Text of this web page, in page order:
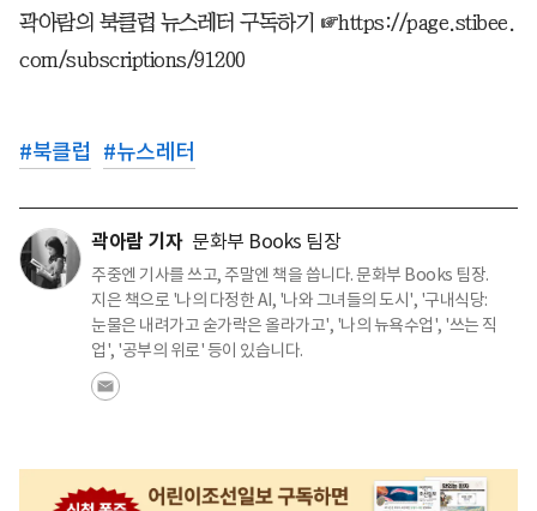
곽아람의 북클럽 뉴스레터 구독하기 ☞https://page.stibee.
com/subscriptions/91200
#북클럽 #뉴스레터
곽아람 기자 문화부 Books 팀장
주중엔 기사를 쓰고, 주말엔 책을 씁니다. 문화부 Books 팀장.
지은 책으로 '나의 다정한 AI, '나와 그녀들의 도시', '구내식당:
눈물은 내려가고 숟가락은 올라가고', '나의 뉴욕수업', '쓰는 직
업', '공부의 위로' 등이 있습니다.